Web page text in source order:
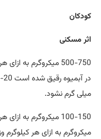
کودکان
اثر مسکنی
500-750 میکروگرم به
در آبمیوه رقیق شده است 20-30 دقیقه قبل از
میلی گرم نشود.
میکروگرم به ازای هر کیلوگرم وزن